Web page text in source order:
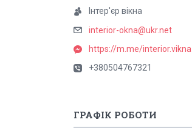
Інтер'єр вікна
interior-okna@ukr.net
https://m.me/interior.vikna
+380504767321
ГРАФІК РОБОТИ